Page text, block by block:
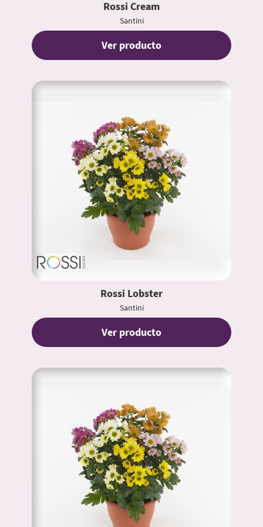
Rossi Cream
Santini
Ver producto
Rossi Lobster
Santini
Ver producto